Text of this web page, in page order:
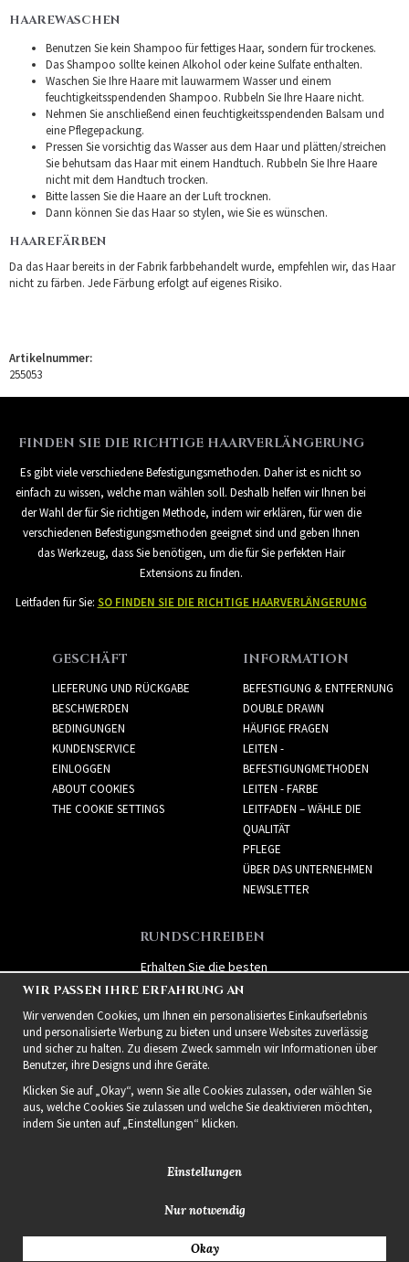
HAAREWASCHEN
Benutzen Sie kein Shampoo für fettiges Haar, sondern für trockenes.
Das Shampoo sollte keinen Alkohol oder keine Sulfate enthalten.
Waschen Sie Ihre Haare mit lauwarmem Wasser und einem
feuchtigkeitsspendenden Shampoo. Rubbeln Sie Ihre Haare nicht.
Nehmen Sie anschließend einen feuchtigkeitsspendenden Balsam und
eine Pflegepackung.
Pressen Sie vorsichtig das Wasser aus dem Haar und plätten/streichen
Sie behutsam das Haar mit einem Handtuch. Rubbeln Sie Ihre Haare
nicht mit dem Handtuch trocken.
Bitte lassen Sie die Haare an der Luft trocknen.
Dann können Sie das Haar so stylen, wie Sie es wünschen.
HAAREFÄRBEN
Da das Haar bereits in der Fabrik farbbehandelt wurde, empfehlen wir, das Haar
nicht zu färben. Jede Färbung erfolgt auf eigenes Risiko.
Artikelnummer:
255053
FINDEN SIE DIE RICHTIGE HAARVERLÄNGERUNG
Es gibt viele verschiedene Befestigungsmethoden. Daher ist es nicht so
einfach zu wissen, welche man wählen soll. Deshalb helfen wir Ihnen bei
der Wahl der für Sie richtigen Methode, indem wir erklären, für wen die
verschiedenen Befestigungsmethoden geeignet sind und geben Ihnen
das Werkzeug, dass Sie benötigen, um die für Sie perfekten Hair
Extensions zu finden.
Leitfaden für Sie: SO FINDEN SIE DIE RICHTIGE HAARVERLÄNGERUNG
GESCHÄFT
LIEFERUNG UND RÜCKGABE
BESCHWERDEN
BEDINGUNGEN
KUNDENSERVICE
EINLOGGEN
ABOUT COOKIES
THE COOKIE SETTINGS
INFORMATION
BEFESTIGUNG & ENTFERNUNG
DOUBLE DRAWN
HÄUFIGE FRAGEN
LEITEN -
BEFESTIGUNGMETHODEN
LEITEN - FARBE
LEITFADEN – WÄHLE DIE
QUALITÄT
PFLEGE
ÜBER DAS UNTERNEHMEN
NEWSLETTER
RUNDSCHREIBEN
Erhalten Sie die besten
Angebote und spannende
neue Produkte!
2021 Delightful Hair
WIR PASSEN IHRE ERFAHRUNG AN
Wir verwenden Cookies, um Ihnen ein personalisiertes Einkaufserlebnis
und personalisierte Werbung zu bieten und unsere Websites zuverlässig
und sicher zu halten. Zu diesem Zweck sammeln wir Informationen über
Benutzer, ihre Designs und ihre Geräte.
Klicken Sie auf „Okay“, wenn Sie alle Cookies zulassen, oder wählen Sie
aus, welche Cookies Sie zulassen und welche Sie deaktivieren möchten,
indem Sie unten auf „Einstellungen“ klicken.
Einstellungen
Nur notwendig
Okay